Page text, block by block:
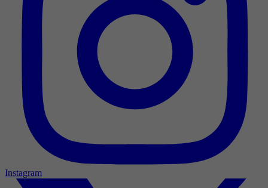
Instagram